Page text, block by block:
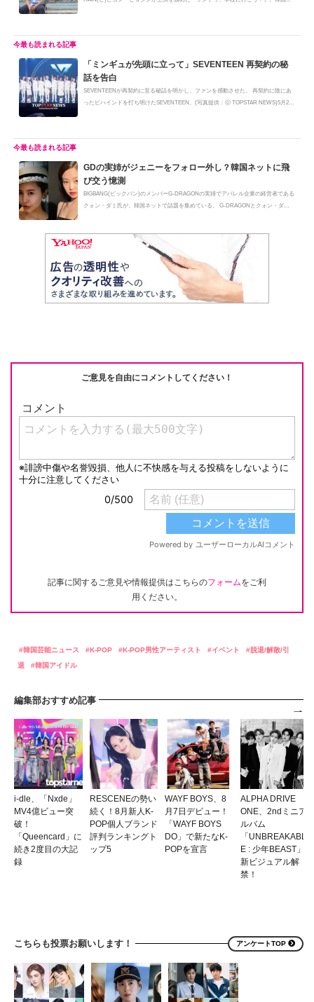
「ミンギュが先頭に立って」SEVENTEEN 再契約の秘
話を告白
SEVENTEENが再契約に至る秘話を明かし、ファンを感動させた。 再契約に陰にあ
ったビハインドを打ち明けたSEVENTEEN。(写真提供：ⓒ TOPSTAR NEWS)5月24
GDの実姉がジェニーをフォロー外し？韓国ネットに飛
び交う憶測
BIGBANG(ビックバン)のメンバーG-DRAGONの実姉でアパレル企業の経営者である
クォン・ダミ氏が、韓国ネットで話題を集めている。 G-DRAGONとクォン・ダミ
ご意見を自由にコメントしてください！
記事に関するご意見や情報提供はこちらのフォームをご利
用ください。
韓国芸能ニュース K-POP K-POP男性アーティスト イベント
脱退/解散/引
退
韓国アイドル
編集部おすすめ記事
i-dle、「Nxde」
MV4億ビュー突
破！
「Queencard」に
続き2度目の大記
録
RESCENEの勢い
続く！8月新人K-
POP個人ブランド
評判ランキングト
ップ5
WAYF BOYS、8
月7日デビュー！
「WAYF BOYS
DO」で新たなK-
POPを宣言
ALPHA DRIVE
ONE、2ndミニア
ルバム
「UNBREAKABL
E : 少年BEAST」
新ビジュアル解
禁！
こちらも投票お願いします！ アンケートTOP